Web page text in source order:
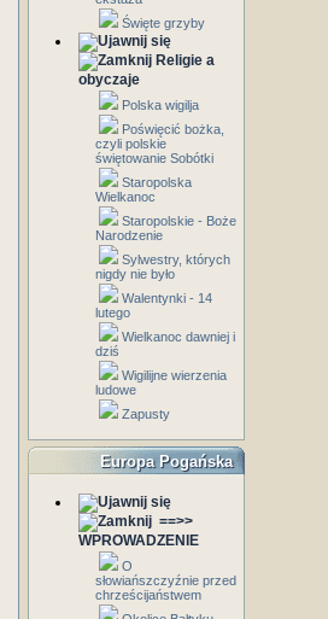
Święte grzyby
Religie a
obyczaje
Polska wigilja
Poświęcić bożka,
czyli polskie
świętowanie Sobótki
Staropolska
Wielkanoc
Staropolskie - Boże
Narodzenie
Sylwestry, których
nigdy nie było
Walentynki - 14
lutego
Wielkanoc dawniej i
dziś
Wigilijne wierzenia
ludowe
Zapusty
Europa Pogańska
==>>
WPROWADZENIE
O
słowiańszczyźnie przed
chrześcijaństwem